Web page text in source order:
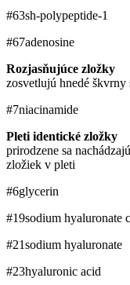
#63sh-polypeptide-1
#67adenosine
Rozjasňujúce zložky
zosvetlujú hnedé škvrny
#7niacinamide
Pleti identické zložky
prirodzene sa
zložiek v pleti
#6glycerin
#19sodium hyaluronate
#21sodium hyaluronate
#23hyaluronic acid